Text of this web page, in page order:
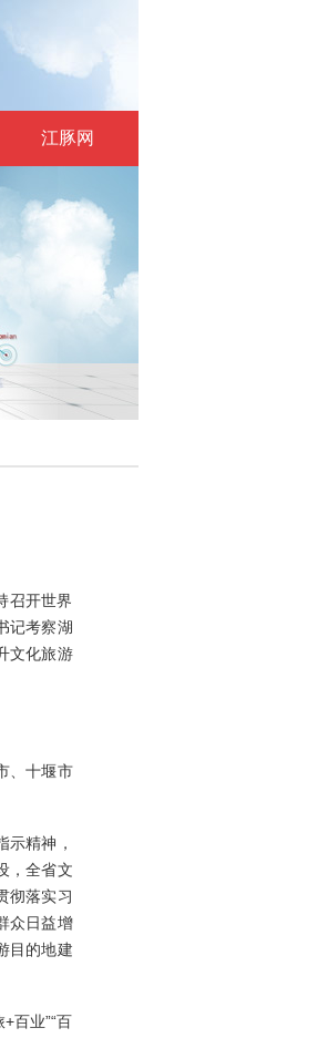
江豚网
召开世界
记考察湖
文化旅游
、十堰市
示精神，
，全省文
彻落实习
众日益增
目的地建
百业”“百